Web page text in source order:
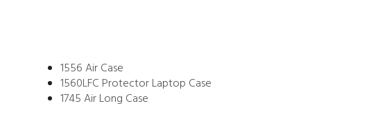
1556 Air Case
1560LFC Protector Laptop Case
1745 Air Long Case